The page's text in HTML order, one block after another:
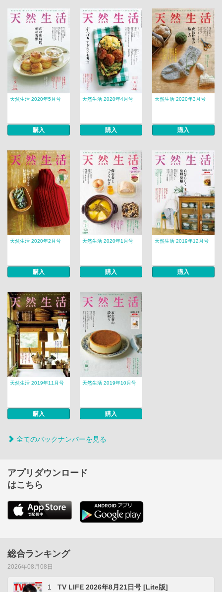
天然生活 2020年5月号
購入
天然生活 2020年4月号
購入
天然生活 2020年3月号
購入
天然生活 2020年2月号
購入
天然生活 2020年1月号
購入
天然生活 2019年12月号
購入
天然生活 2019年11月号
購入
天然生活 2019年10月号
購入
全てのバックナンバーを見る
アプリダウンロード
はこちら
総合ランキング
2026年08月08日
1 TV LIFE 2026年8月21日号 [Lite版]